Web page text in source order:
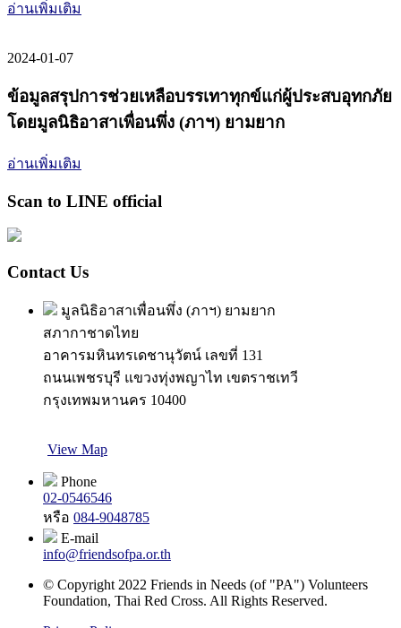
อ่านเพิ่มเติม
2024-01-07
ข้อมูลสรุปการช่วยเหลือบรรเทาทุกข์แก่ผู้ประสบอุทกภัย
โดยมูลนิธิอาสาเพื่อนพึ่ง (ภาฯ) ยามยาก
อ่านเพิ่มเติม
Scan to LINE official
Contact Us
มูลนิธิอาสาเพื่อนพึ่ง (ภาฯ) ยามยาก
สภากาชาดไทย
อาคารมหินทรเดชานุวัตน์ เลขที่ 131
ถนนเพชรบุรี แขวงทุ่งพญาไท เขตราชเทวี
กรุงเทพมหานคร 10400
View Map
Phone
02-0546546
หรือ 084-9048785
E-mail
info@friendsofpa.or.th
© Copyright 2022 Friends in Needs (of "PA") Volunteers
Foundation, Thai Red Cross. All Rights Reserved.